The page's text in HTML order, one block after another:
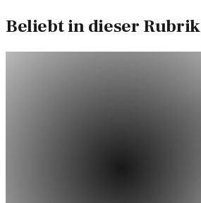
Beliebt in dieser Rubrik